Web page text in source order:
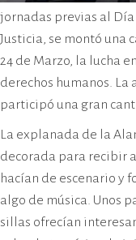
jornadas previas al
Justicia, se montó una
24 de Marzo, la lucha
derechos humanos.
participó una gran
La explanada de la
decorada para recibir
hacían de escenario y
algo de música. Unos
sillas ofrecían